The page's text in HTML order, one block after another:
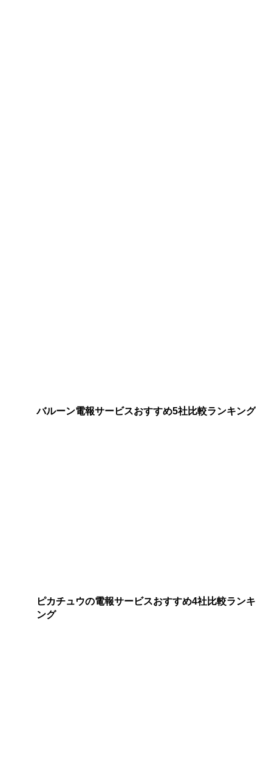
バルーン電報サービスおすすめ5社比較ランキング
ピカチュウの電報サービスおすすめ4社比較ランキ
ング